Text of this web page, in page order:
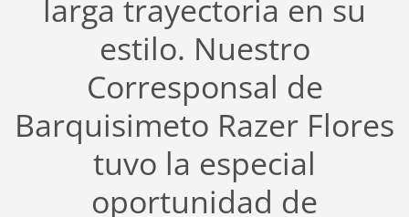
larga trayectoria en su
estilo. Nuestro
Corresponsal de
Barquisimeto Razer Flores
tuvo la especial
oportunidad de